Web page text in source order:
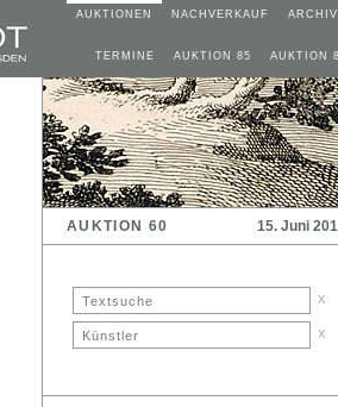
AUKTIONEN NACHVERKAUF ARCHIV
TERMINE AUKTION 85 AUKTION
AUKTION 60 15. Juni
x
x